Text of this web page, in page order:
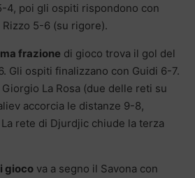
4, poi gli ospiti rispondono con
5-6 (su rigore).
frazione di gioco trova il gol del
Gli ospiti finalizzano con Guidi 6-7.
La Rosa (due delle reti su
accorcia le distanze 9-8,
rete di Djurdjic chiude la terza
gioco va a segno il Savona con